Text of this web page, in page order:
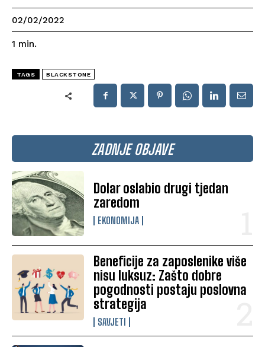
ZADNJE OBJAVE
Dolar oslabio drugi tjedan
zaredom
EKONOMIJA
Beneficije za zaposlenike više
nisu luksuz: Zašto dobre
pogodnosti postaju poslovna
strategija
SAVJETI
02/02/2022
1 min.
TAGS BLACKSTONE